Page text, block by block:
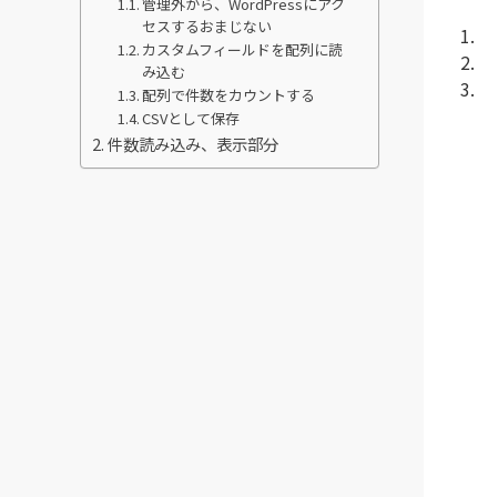
セスするおまじない
カスタムフィールドを配列に読
み込む
配列で件数をカウントする
CSVとして保存
件数読み込み、表示部分